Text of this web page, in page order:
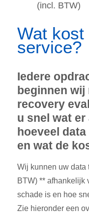
(incl. BTW)
Wat
service?
Iedere
beginnen wij
recovery
u snel wat er
hoeveel
en wat de
Wij kunnen uw data
BTW) ** afhankelijk
schade is en hoe
Zie hieronder een